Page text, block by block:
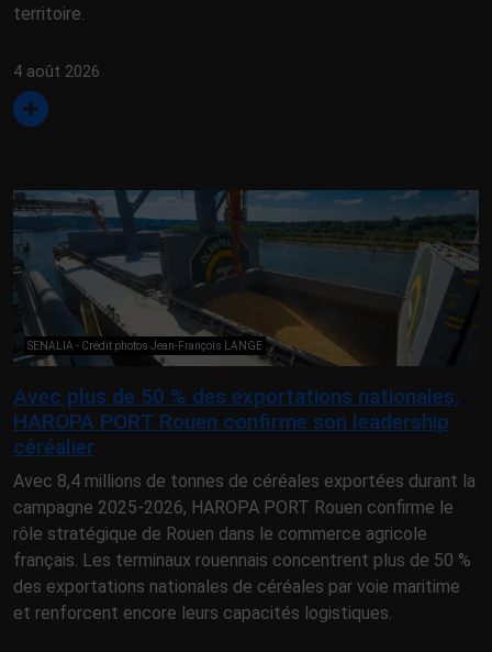
territoire.
4 août 2026
SENALIA - Crédit photos Jean-François LANGE
Avec plus de 50 % des exportations nationales,
HAROPA PORT Rouen confirme son leadership
céréalier
Avec 8,4 millions de tonnes de céréales exportées durant la
campagne 2025-2026, HAROPA PORT Rouen confirme le
rôle stratégique de Rouen dans le commerce agricole
français. Les terminaux rouennais concentrent plus de 50 %
des exportations nationales de céréales par voie maritime
et renforcent encore leurs capacités logistiques.